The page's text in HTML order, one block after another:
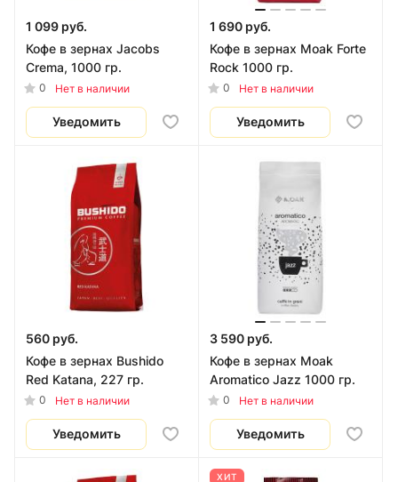
1 099 руб.
Кофе в зернах Jacobs
Crema, 1000 гр.
0 Нет в наличии
Уведомить
1 690 руб.
Кофе в зернах Moak Forte
Rock 1000 гр.
0 Нет в наличии
Уведомить
560 руб.
Кофе в зернах Bushido
Red Katana, 227 гр.
0 Нет в наличии
Уведомить
3 590 руб.
Кофе в зернах Moak
Aromatico Jazz 1000 гр.
0 Нет в наличии
Уведомить
ХИТ